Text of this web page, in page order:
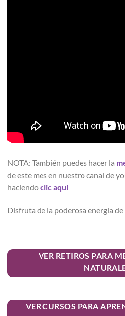
NOTA: También puedes hacer la
de este mes en nuestro canal de
haciendoclic aquí
Disfruta de la poderosa energía
VER RETIROS PARA
VER CURSOS PARA